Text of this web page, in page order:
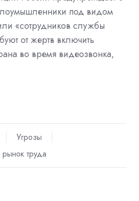
под видом
«сотрудников службы
от жертв включить
во время видеозвонка,
Угрозы
рынок труда